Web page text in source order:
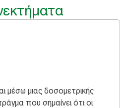
μέσω μιας δοσομετρικής
που σημαίνει ότι οι